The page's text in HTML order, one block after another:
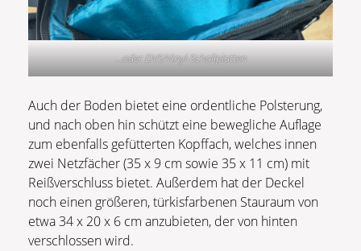
…oder DVS/Vinyl-Schallplatten
Auch der Boden bietet eine ordentliche Polsterung,
und nach oben hin schützt eine bewegliche Auflage
zum ebenfalls gefütterten Kopffach, welches innen
zwei Netzfächer (35 x 9 cm sowie 35 x 11 cm) mit
Reißverschluss bietet. Außerdem hat der Deckel
noch einen größeren, türkisfarbenen Stauraum von
etwa 34 x 20 x 6 cm anzubieten, der von hinten
verschlossen wird.